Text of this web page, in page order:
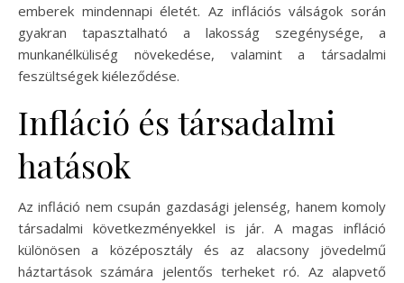
emberek mindennapi életét. Az inflációs válságok során
gyakran tapasztalható a lakosság szegénysége, a
munkanélküliség növekedése, valamint a társadalmi
feszültségek kiéleződése.
Infláció és társadalmi
hatások
Az infláció nem csupán gazdasági jelenség, hanem komoly
társadalmi következményekkel is jár. A magas infláció
különösen a középosztály és az alacsony jövedelmű
háztartások számára jelentős terheket ró. Az alapvető